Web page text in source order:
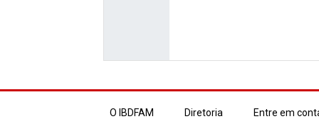
O IBDFAM Diretoria Entre em